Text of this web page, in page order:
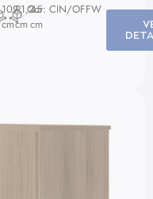
109
cm
91,2
cm
45
cm
Cor: CIN/OFFW